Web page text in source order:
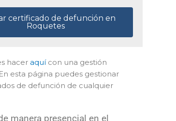
certificado de defunción en
Roquetes
hacer aquícon una gestión
esta página puedes gestionar
de defunción de cualquier
manera presencial en el